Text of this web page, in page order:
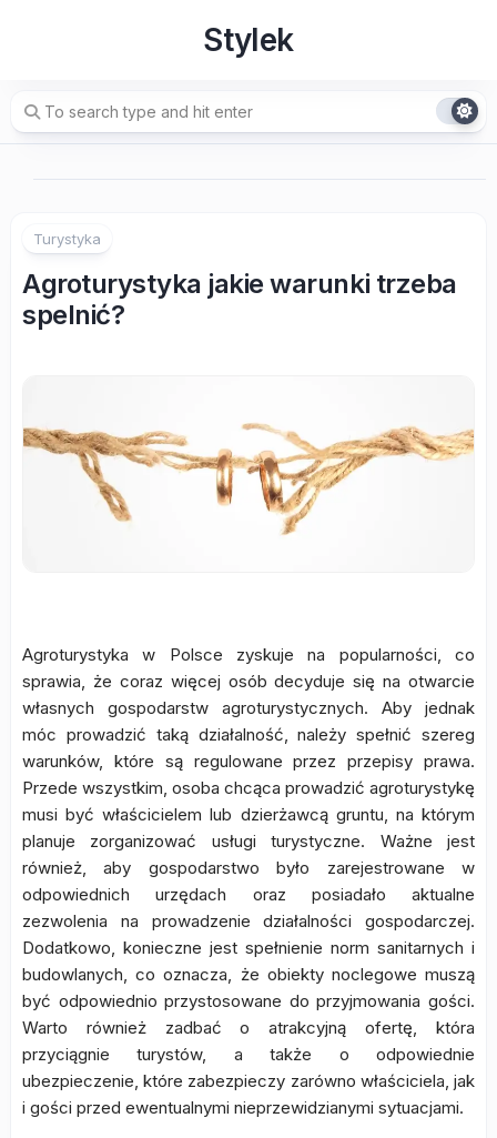
Stylek
Turystyka
Agroturystyka jakie warunki trzeba
spelnić?
Agroturystyka w Polsce zyskuje na popularności, co
sprawia, że coraz więcej osób decyduje się na otwarcie
własnych gospodarstw agroturystycznych. Aby jednak
móc prowadzić taką działalność, należy spełnić szereg
warunków, które są regulowane przez przepisy prawa.
Przede wszystkim, osoba chcąca prowadzić agroturystykę
musi być właścicielem lub dzierżawcą gruntu, na którym
planuje zorganizować usługi turystyczne. Ważne jest
również, aby gospodarstwo było zarejestrowane w
odpowiednich urzędach oraz posiadało aktualne
zezwolenia na prowadzenie działalności gospodarczej.
Dodatkowo, konieczne jest spełnienie norm sanitarnych i
budowlanych, co oznacza, że obiekty noclegowe muszą
być odpowiednio przystosowane do przyjmowania gości.
Warto również zadbać o atrakcyjną ofertę, która
przyciągnie turystów, a także o odpowiednie
ubezpieczenie, które zabezpieczy zarówno właściciela, jak
i gości przed ewentualnymi nieprzewidzianymi sytuacjami.